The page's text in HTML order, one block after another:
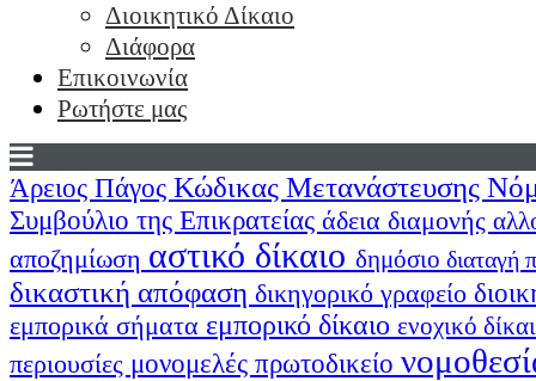
Διοικητικό Δίκαιο
Διάφορα
Επικοινωνία
Ρωτήστε μας
Άρειος Πάγος Κώδικας Μετανάστευσης
Συμβούλιο της Επικρατείας άδεια διαμονής
αποζημίωση αστικό δίκαιο δημόσιο διαταγή
δικαστική απόφαση δικηγορικό γραφείο
εμπορικά σήματα εμπορικό δίκαιο ενοχικό
περιουσίες μονομελές πρωτοδικείο